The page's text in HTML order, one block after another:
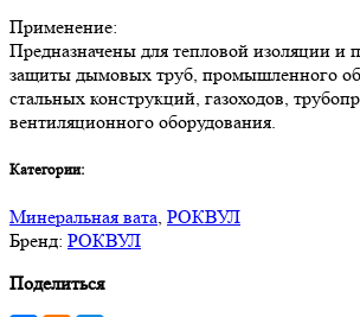
Применение:
Предназначены для тепловой изоляции и
защиты дымовых труб, промышленного
стальных конструкций, газоходов,
вентиляционного оборудования.
Категории:
Минеральная вата, РОКВУЛ
Бренд: РОКВУЛ
Поделиться